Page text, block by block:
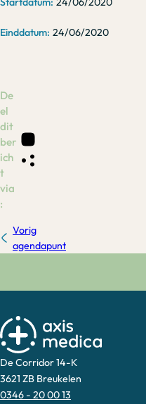
24/06/2020
De
el
dit
ber
ich
t
via
:
Vorig
agendapunt
De Corridor 14-K
3621 ZB Breukelen
0346 - 20 00 13